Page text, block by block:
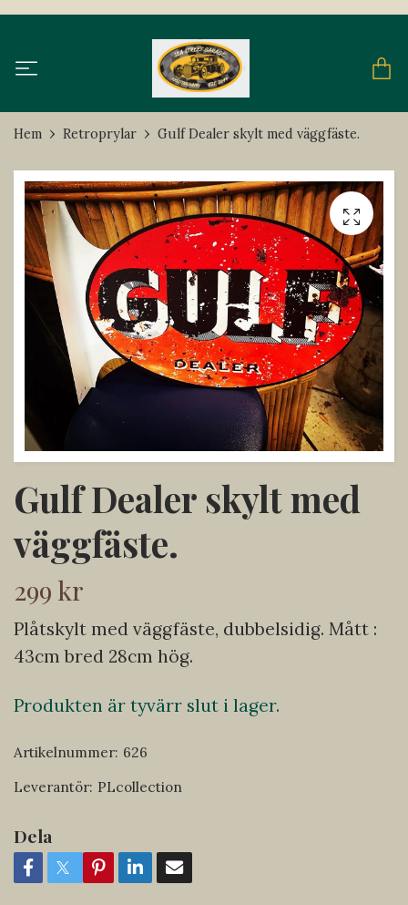
Hem Retroprylar Gulf Dealer skylt med väggfäste.
Gulf Dealer skylt med
väggfäste.
299 kr
Plåtskylt med väggfäste, dubbelsidig. Mått :
43cm bred 28cm hög.
Produkten är tyvärr slut i lager.
Artikelnummer: 626
Leverantör: PLcollection
Dela